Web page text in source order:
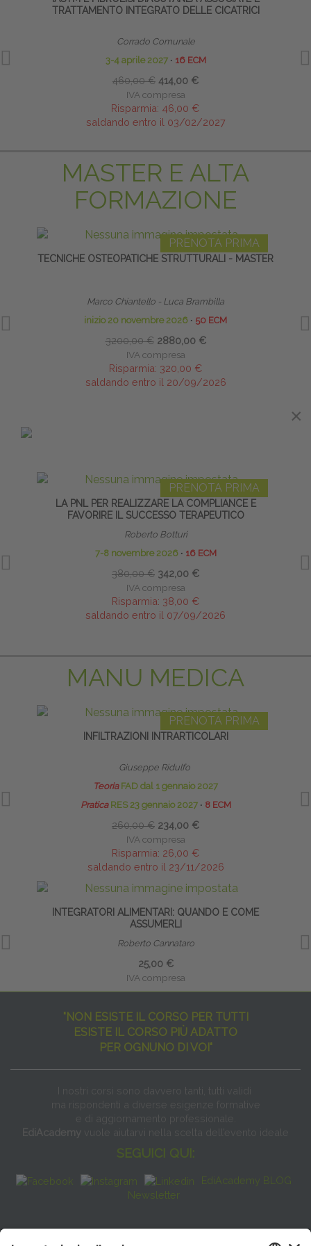
TRATTAMENTO INTEGRATO DELLE CICATRICI
Corrado Comunale
3-4 aprile 2027 ∙ 16 ECM
460,00 € 414,00 €
IVA compresa
Risparmia: 46,00 €
saldando entro il 03/02/2027
MASTER E ALTA
FORMAZIONE
PRENOTA PRIMA
TECNICHE OSTEOPATICHE STRUTTURALI - MASTER
Marco Chiantello - Luca Brambilla
inizio 20 novembre 2026 ∙ 50 ECM
3200,00 € 2880,00 €
IVA compresa
Risparmia: 320,00 €
saldando entro il 20/09/2026
PRENOTA PRIMA
LA PNL PER REALIZZARE LA COMPLIANCE E
FAVORIRE IL SUCCESSO TERAPEUTICO
Roberto Botturi
7-8 novembre 2026 ∙ 16 ECM
380,00 € 342,00 €
IVA compresa
Risparmia: 38,00 €
saldando entro il 07/09/2026
MANU MEDICA
PRENOTA PRIMA
INFILTRAZIONI INTRARTICOLARI
Giuseppe Ridulfo
Teoria FAD dal 1 gennaio 2027
PraticaRES 23 gennaio 2027 ∙ 8 ECM
260,00 € 234,00 €
IVA compresa
Risparmia: 26,00 €
saldando entro il 23/11/2026
INTEGRATORI ALIMENTARI: QUANDO E COME
ASSUMERLI
Roberto Cannataro
25,00 €
IVA compresa
"NON ESISTE IL CORSO PER TUTTI
ESISTE IL CORSO PIÙ ADATTO
PER OGNUNO DI VOI"
I nostri corsi sono davvero tanti, tutti validi
ma rispondenti a diverse esigenze formative
e di aggiornamento professionale.
EdiAcademy vuole aiutarvi nella scelta dell’evento ideale
SEGUICI QUI:
EdiAcademy BLOG
Newsletter
×
×